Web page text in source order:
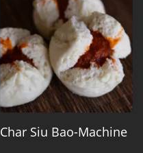
Char Siu Bao-Machine